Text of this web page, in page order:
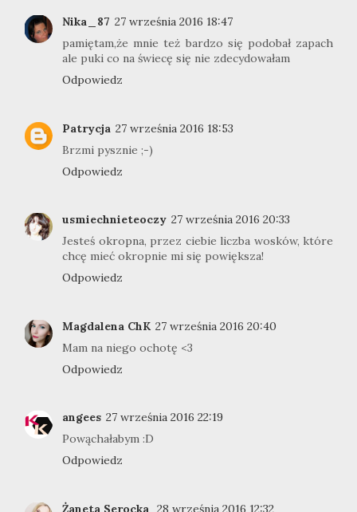
Nika_87 27 września 2016 18:47
pamiętam,że mnie też bardzo się podobał zapach
ale puki co na świecę się nie zdecydowałam
Odpowiedz
Patrycja 27 września 2016 18:53
Brzmi pysznie ;-)
Odpowiedz
usmiechnieteoczy 27 września 2016 20:33
Jesteś okropna, przez ciebie liczba wosków, które
chcę mieć okropnie mi się powiększa!
Odpowiedz
Magdalena ChK 27 września 2016 20:40
Mam na niego ochotę <3
Odpowiedz
angees 27 września 2016 22:19
Powąchałabym :D
Odpowiedz
Żaneta Serocka 28 września 2016 12:32